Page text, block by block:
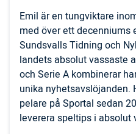
Emil är en tungviktare
med över ett
Sundsvalls Tidning och
landets absolut vassaste
och Serie A kombinerar
unika nyhetsavslöjanden.
pelare på Sportal sedan
leverera speltips i absolut